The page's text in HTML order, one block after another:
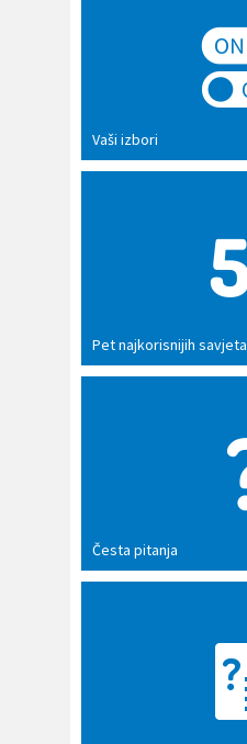
Vaši izbori
Pet najkorisnijih savjeta
Česta pitanja